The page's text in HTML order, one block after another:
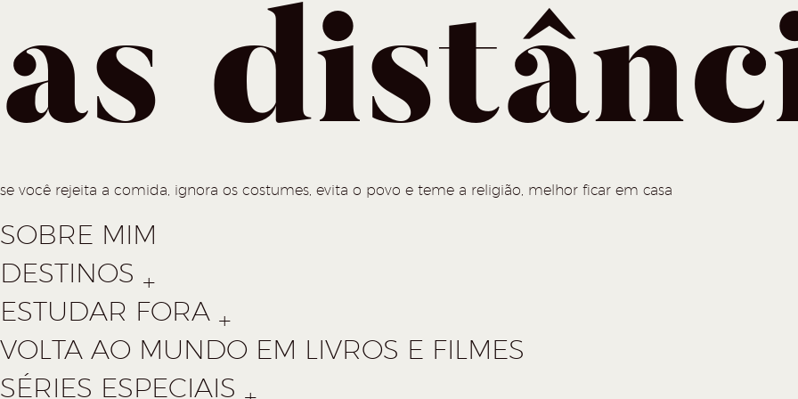
as
se você rejeita a comida, ignora os costumes, evita o povo e teme a religião, melhor ficar em casa
SOBRE MIM
DESTINOS
ESTUDAR FORA
VOLTA AO MUNDO EM LIVROS E FILMES
SÉRIES ESPECIAIS